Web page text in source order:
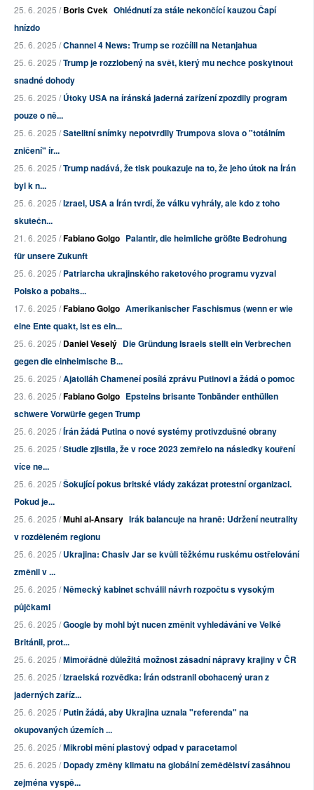
25. 6. 2025 /Boris Cvek Ohlédnutí za stále nekončící kauzou Čapí
hnízdo
25. 6. 2025 /Channel 4 News: Trump se rozčílil na Netanjahua
25. 6. 2025 /Trump je rozzlobený na svět, který mu nechce poskytnout
snadné dohody
25. 6. 2025 /Útoky USA na íránská jaderná zařízení zpozdily program
pouze o ně...
25. 6. 2025 /Satelitní snímky nepotvrdily Trumpova slova o "totálním
zničení" ír...
25. 6. 2025 /Trump nadává, že tisk poukazuje na to, že jeho útok na Írán
byl k n...
25. 6. 2025 /Izrael, USA a Írán tvrdí, že válku vyhrály, ale kdo z toho
skutečn...
21. 6. 2025 /Fabiano Golgo Palantir, die heimliche größte Bedrohung
für unsere Zukunft
25. 6. 2025 /Patriarcha ukrajinského raketového programu vyzval
Polsko a pobalts...
17. 6. 2025 /Fabiano Golgo Amerikanischer Faschismus (wenn er wie
eine Ente quakt, ist es ein...
25. 6. 2025 /Daniel Veselý Die Gründung Israels stellt ein Verbrechen
gegen die einheimische B...
25. 6. 2025 /Ajatolláh Chameneí posílá zprávu Putinovi a žádá o pomoc
23. 6. 2025 /Fabiano Golgo Epsteins brisante Tonbänder enthüllen
schwere Vorwürfe gegen Trump
25. 6. 2025 /Írán žádá Putina o nové systémy protivzdušné obrany
25. 6. 2025 /Studie zjistila, že v roce 2023 zemřelo na následky kouření
více ne...
25. 6. 2025 /Šokující pokus britské vlády zakázat protestní organizaci.
Pokud je...
25. 6. 2025 /Muhi al-Ansary Irák balancuje na hraně: Udržení neutrality
v rozděleném regionu
25. 6. 2025 /Ukrajina: Chasiv Jar se kvůli těžkému ruskému ostřelování
změnil v ...
25. 6. 2025 /Německý kabinet schválil návrh rozpočtu s vysokým
půjčkami
25. 6. 2025 /Google by mohl být nucen změnit vyhledávání ve Velké
Británii, prot...
25. 6. 2025 /Mimořádně důležitá možnost zásadní nápravy krajiny v ČR
25. 6. 2025 /Izraelská rozvědka: Írán odstranil obohacený uran z
jaderných zaříz...
25. 6. 2025 /Putin žádá, aby Ukrajina uznala "referenda" na
okupovaných územích ...
25. 6. 2025 /Mikrobi mění plastový odpad v paracetamol
25. 6. 2025 /Dopady změny klimatu na globální zemědělství zasáhnou
zejména vyspě...